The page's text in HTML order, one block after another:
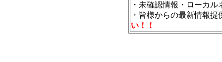
・未確認情報・ローカル
・皆様からの最新情報
い！！